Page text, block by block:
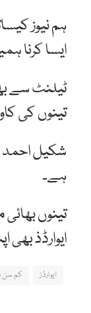
ہم نیوز
ایسا کرنا
ٹیلنٹ سے
تینوں کی
شکیل احمد
ہے۔
تینوں
ایوارڈذ بھی
ایوارڈز کم سن